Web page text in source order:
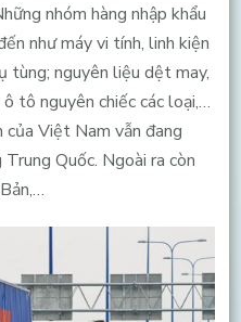
nhóm hàng nhập khẩu
như máy vi tính, linh kiện
tùng; nguyên liệu dệt may,
tô nguyên chiếc các loại,…
của Việt Nam vẫn đang
Quốc. Ngoài ra còn